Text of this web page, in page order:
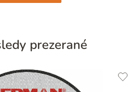
prezerané